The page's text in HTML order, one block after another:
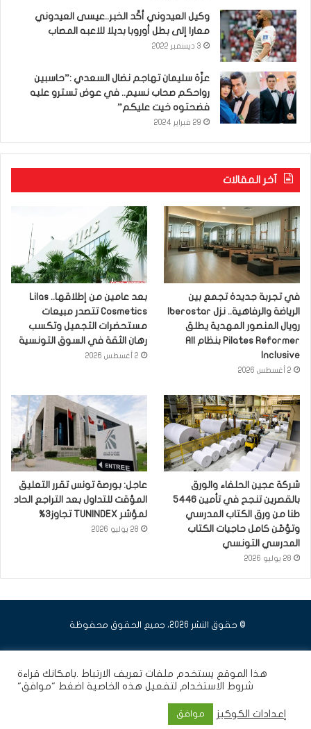
وكيل العيدوني أكّد الخبر..عيسى العيدوني
معارا إلى بطل أوروبا بديلا للاعبه المصاب
3 ديسمبر 2022
عزّة سليمان تهاجم نضال السعدي :”حاسبين
رواحكم صحاب نسيم.. في عوض تسترو عليه
فضحتوه خيت عليكم”
29 فبراير 2024
آخر المقالات
في تجربة جديدة تجمع بين
رويال المنصور المهدية يطلق
Pilates Reformer بنظام All
Inclusive
2 أغسطس 2026
بعد عامين من إطلاقها.. Lilas
Cosmetics تتصدر مبيعات
مستحضرات التجميل وتكسب
رهان الثقة في السوق التونسية
2 أغسطس 2026
شركة عجين الحلفاء والورق
بالقصرين تنجح في تأمين 5446
طنا من ورق الكتاب المدرسي
وتؤمّن كامل حاجيات الكتاب
المدرسي التونسي
28 يوليو 2026
عاجل: بورصة تونس تقرر التعليق
المؤقت للتداول بعد التراجع الحاد
لمؤشر TUNINDEX تجاوز3%
28 يوليو 2026
© حقوق النشر 2026، جميع الحقوق محفوظة
هذا الموقع يستخدم ملفات تعريف الارتباط .بامكانك قراءة
شروط الاستخدام لتفعيل هذه الخاصية اضغط "موافق"
إعدادات الكوكيز موافق